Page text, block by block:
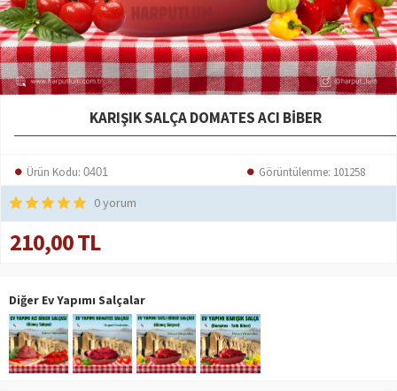
KARIŞIK SALÇA DOMATES ACI BIBER
Ürün Kodu: 0401 Görüntülenme: 101258
0 yorum
210,00 TL
Diğer Ev Yapımı Salçalar